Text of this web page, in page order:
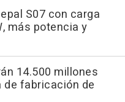
S07 con carga
más potencia y
14.500 millones
fabricación de